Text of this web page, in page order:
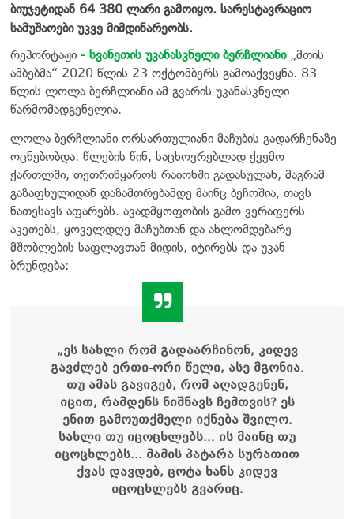
ბიუჯეტიდან 64 380 ლარი გამოიყო. სარესტავრაციო
სამუშაოები უკვე მიმდინარეობს.
რეპორტაჟი - სვანეთის უკანასკნელი ბერჩლიანი„მთის
ამბებმა“ 2020 წლის 23 ოქტომბერს გამოაქვეყნა. 83
წლის ლოლა ბერჩლიანი ამ გვარის უკანასკნელი
წარმომადგენელია.
ლოლა ბერჩლიანი ორსართულიანი მაჩუბის გადარჩენაზე
ოცნებობდა. წლების წინ, საცხოვრებლად ქვემო
ქართლში, თეთრიწყაროს რაიონში გადასულან, მაგრამ
გაზაფხულიდან დაზამთრებამდე მაინც ბეჩოშია, თავს
ნათესავს აფარებს. ავადმყოფობის გამო ვერაფერს
აკეთებს, ყოველდღე მაჩუბთან და ახლომდებარე
მშობლების საფლავთან მიდის, იტირებს და უკან
ბრუნდება:
„ეს სახლი რომ გადაარჩინონ, კიდევ
გავძლებ ერთი-ორი წელი, ასე მგონია.
თუ ამას გავიგებ, რომ აღადგენენ,
იცით, რამდენს ნიშნავს ჩემთვის? ეს
ენით გამოუთქმელი იქნება შვილო.
სახლი თუ იცოცხლებს... ის მაინც თუ
იცოცხლებს... მამის პატარა სურათით
ქვას დავდებ, ცოტა ხანს კიდევ
იცოცხლებს გვარიც.